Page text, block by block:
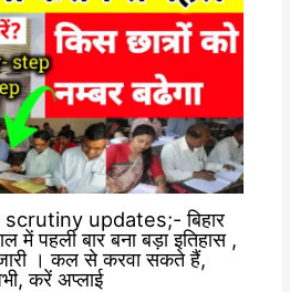
updates;- बिहार
में पहली बार बना बड़ा इतिहास ,
जारी । कल से करवा सकते हैं,
करें अप्लाई